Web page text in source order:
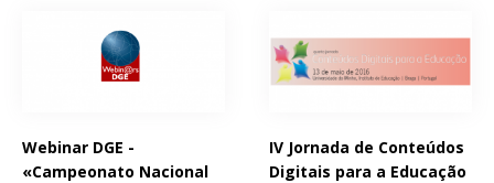
Webinar DGE -
«Campeonato Nacional
IV Jornada de Conteúdos
Digitais para a Educação